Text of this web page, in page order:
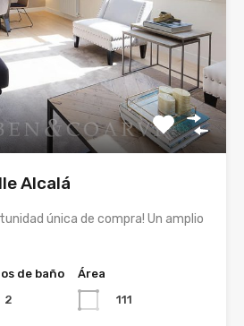
Alcalá
única de compra! Un amplio
de baño
2
Área
111